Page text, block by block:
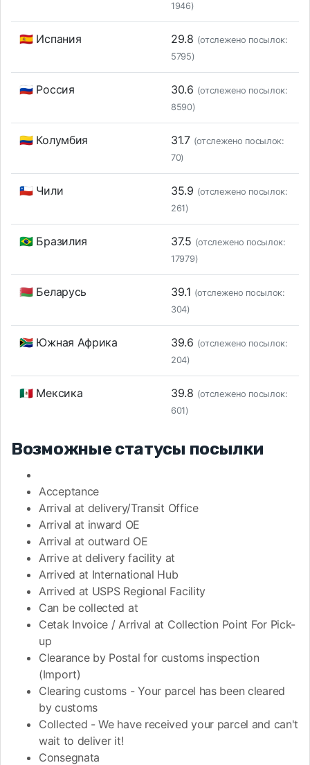
1946)
🇪🇸 Испания 29.8 (отслежено посылок:
5795)
🇷🇺 Россия 30.6 (отслежено посылок:
8590)
🇨🇴 Колумбия 31.7 (отслежено посылок:
70)
🇨🇱 Чили 35.9 (отслежено посылок:
261)
🇧🇷 Бразилия 37.5 (отслежено посылок:
17979)
🇧🇾 Беларусь 39.1 (отслежено посылок:
304)
🇿🇦 Южная Африка 39.6 (отслежено посылок:
204)
🇲🇽 Мексика 39.8 (отслежено посылок:
601)
Возможные статусы посылки
Acceptance
Arrival at delivery/Transit Office
Arrival at inward OE
Arrival at outward OE
Arrive at delivery facility at
Arrived at International Hub
Arrived at USPS Regional Facility
Can be collected at
Cetak Invoice / Arrival at Collection Point For Pick-
up
Clearance by Postal for customs inspection
(Import)
Clearing customs - Your parcel has been cleared
by customs
Collected - We have received your parcel and can't
wait to deliver it!
Consegnata